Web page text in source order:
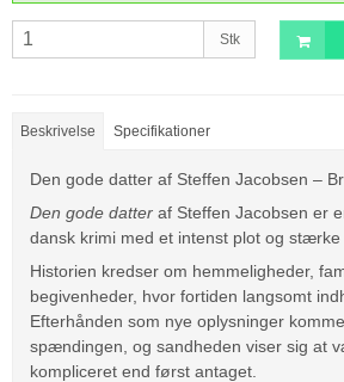
Stk
Beskrivelse Specifikationer
Den gode datter af Steffen Jacobsen –
Den gode datter af Steffen Jacobsen er
dansk krimi med et intenst plot og stærke
Historien kredser om hemmeligheder,
begivenheder, hvor fortiden langsomt
Efterhånden som nye oplysninger
spændingen, og sandheden viser sig at
kompliceret end først antaget.